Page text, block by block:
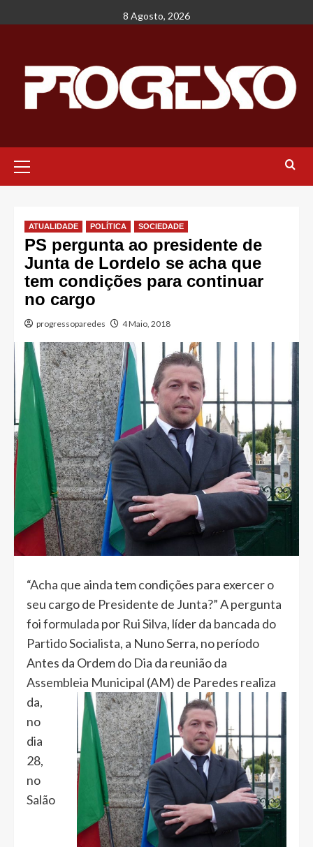
para
8 Agosto, 2026
principal
ATUALIDADE POLÍTICA SOCIEDADE
PS pergunta ao presidente de
Junta de Lordelo se acha que
tem condições para continuar
no cargo
progressoparedes 4 Maio, 2018
“Acha que ainda tem condições para exercer o
seu cargo de Presidente de Junta?” A pergunta
foi formulada por Rui Silva, líder da bancada do
Partido Socialista, a Nuno Serra, no período
Antes da Ordem do Dia da reunião da
Assembleia Municipal (AM) de Paredes realiza
da,
no
dia
28,
no
Salão